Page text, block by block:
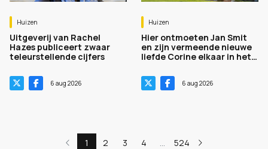
Huizen
Uitgeverij van Rachel
Hazes publiceert zwaar
teleurstellende cijfers
6 aug 2026
Huizen
Hier ontmoeten Jan Smit
en zijn vermeende nieuwe
liefde Corine elkaar in het
6 aug 2026
1 2 3 4 ... 524